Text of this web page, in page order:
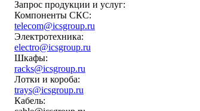
Запрос продукции и услуг:
Компоненты СКС:
telecom@icsgroup.ru
Электротехника:
electro@icsgroup.ru
Шкафы:
racks@icsgroup.ru
Лотки и короба:
trays@icsgroup.ru
Кабель: